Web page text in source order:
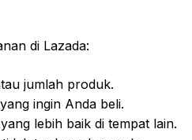
di Lazada:
jumlah produk.
ingin Anda beli.
lebih baik di tempat lain.